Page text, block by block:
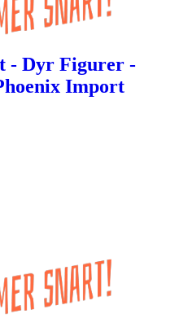
- Dyr Figurer -
Import